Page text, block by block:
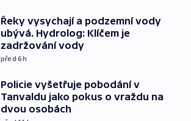
Řeky vysychají a podzemní vody
ubývá. Hydrolog: Klíčem je
zadržování vody
před 6h
Policie vyšetřuje pobodání v
Tanvaldu jako pokus o vraždu na
dvou osobách